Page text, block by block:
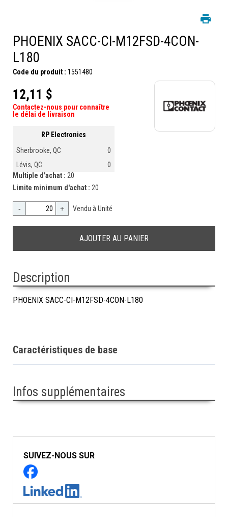
PHOENIX SACC-CI-M12FSD-4CON-
L180
Code du produit : 1551480
12,11 $
Contactez-nous pour connaître
le délai de livraison
RP Electronics
Sherbrooke, QC
0
Lévis, QC
0
Multiple d'achat : 20
Limite minimum d'achat : 20
- + Vendu à Unité
Description
PHOENIX SACC-CI-M12FSD-4CON-L180
Caractéristiques de base
Infos supplémentaires
SUIVEZ-NOUS SUR